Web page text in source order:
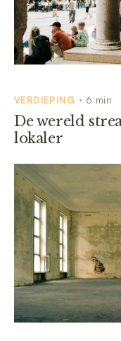
VERDIEPING • 6 min
De wereld
lokaler